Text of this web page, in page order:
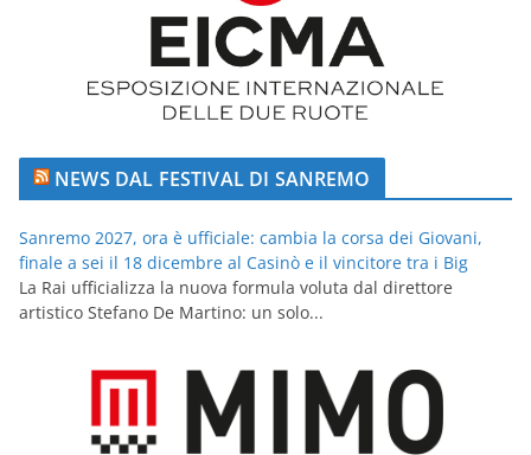
NEWS DAL FESTIVAL DI SANREMO
Sanremo 2027, ora è ufficiale: cambia la corsa dei Giovani,
finale a sei il 18 dicembre al Casinò e il vincitore tra i Big
La Rai ufficializza la nuova formula voluta dal direttore
artistico Stefano De Martino: un solo...